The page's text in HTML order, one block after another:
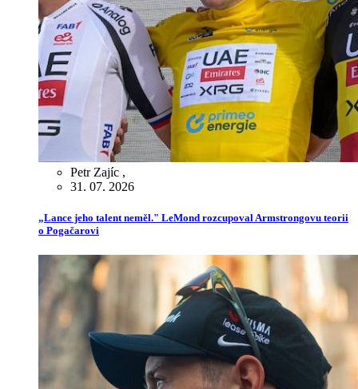
Petr Zajíc ,
31. 07. 2026
„Lance jeho talent neměl." LeMond rozcupoval Armstrongovu teorii
o Pogačarovi